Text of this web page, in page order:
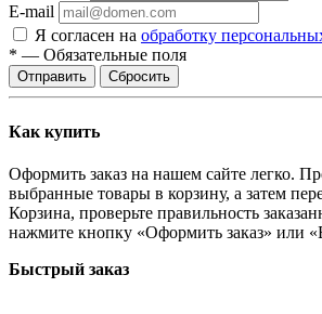
E-mail
Я согласен на обработку
* — Обязательные поля
Отправить Сбросить
Как купить
Оформить заказ на нашем сайте легко.
выбранные товары в корзину, а затем
Корзина, проверьте правильность
нажмите кнопку «Оформить заказ» или
Быстрый заказ